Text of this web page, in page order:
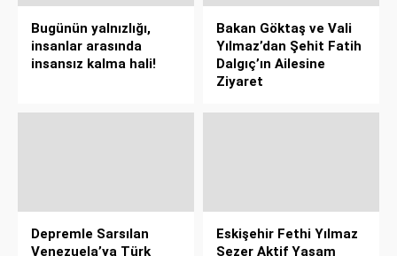
Bugünün yalnızlığı,
insanlar arasında
insansız kalma hali!
Bakan Göktaş ve Vali
Yılmaz’dan Şehit Fatih
Dalgıç’ın Ailesine
Ziyaret
Depremle Sarsılan
Venezuela’ya Türk
Eskişehir Fethi Yılmaz
Sezer Aktif Yaşam